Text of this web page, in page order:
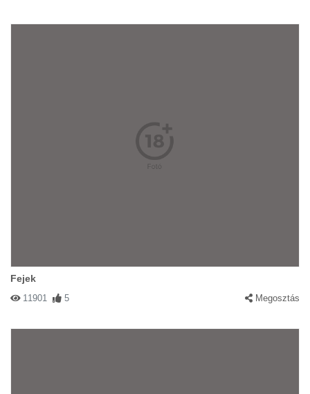
Fejek
11901 5 Megosztás